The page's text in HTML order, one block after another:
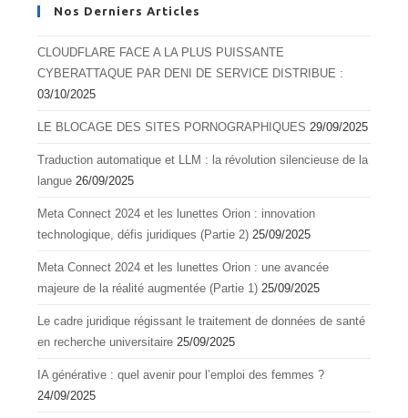
Nos Derniers Articles
CLOUDFLARE FACE A LA PLUS PUISSANTE
CYBERATTAQUE PAR DENI DE SERVICE DISTRIBUE :
03/10/2025
LE BLOCAGE DES SITES PORNOGRAPHIQUES 29/09/2025
Traduction automatique et LLM : la révolution silencieuse de la
langue 26/09/2025
Meta Connect 2024 et les lunettes Orion : innovation
technologique, défis juridiques (Partie 2) 25/09/2025
Meta Connect 2024 et les lunettes Orion : une avancée
majeure de la réalité augmentée (Partie 1) 25/09/2025
Le cadre juridique régissant le traitement de données de santé
en recherche universitaire 25/09/2025
IA générative : quel avenir pour l’emploi des femmes ?
24/09/2025